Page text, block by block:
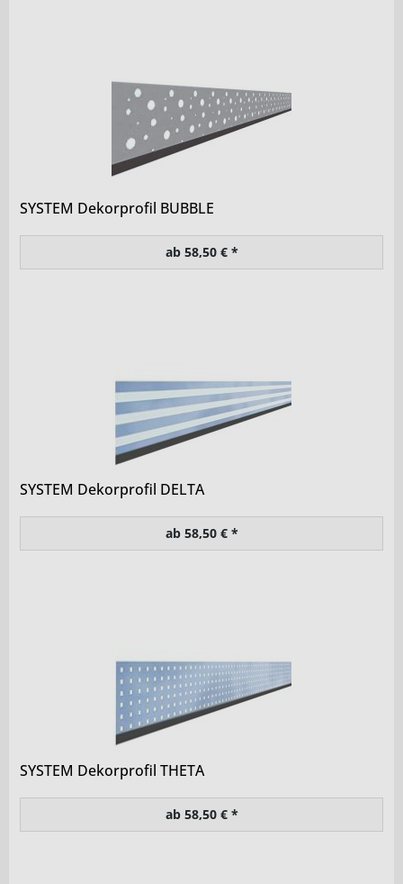
SYSTEM Dekorprofil BUBBLE
ab 58,50 € *
SYSTEM Dekorprofil DELTA
ab 58,50 € *
SYSTEM Dekorprofil THETA
ab 58,50 € *